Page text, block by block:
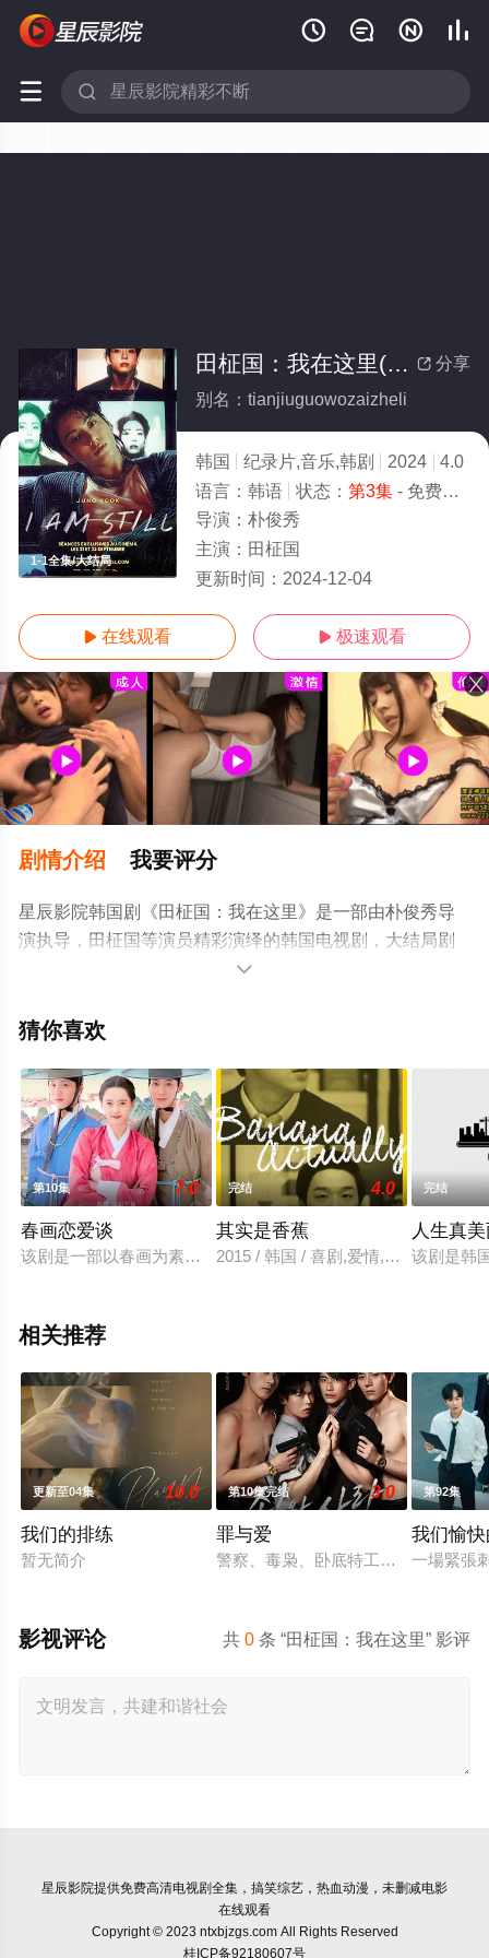
   
 
1-1全集/大结局
 分享
田柾国：我在这里(全集)
别名：tianjiuguowozaizheli
韩国 纪录片,音乐,韩剧 2024
4.0
语言： 韩语 状态： 第3集- 免费在线观看
导演： 朴俊秀
主演： 田柾国
更新时间： 2024-12-04
 在线观看  极速观看
剧情介绍 我要评分
星辰影院韩国剧《田柾国：我在这里》是一部由朴俊秀导
演执导，田柾国等演员精彩演绎的韩国电视剧，大结局剧
情已揭晓（1-1全集），手机免费观看高清无删减完整版电
剧、电视猫或剧情网等平台了解。

猜你喜欢
第10集 7.0
春画恋爱谈
该剧是一部以春画为素材的19禁浪漫史剧，讲述必须寻找把公
完结 4.0
其实是香蕉
2015 / 韩国 / 喜剧,爱情,短片,韩国
完结
人生真
该剧是韩
相关推荐
更新至04集 10.0
我们的排练
暂无简介
第10集完结 3.0
罪与爱
警察、毒枭、卧底特工和间谍——权
第92集
我们愉
一場緊張
共0 条 “田柾国：我在这里” 影评
影视评论
星辰影院提供免费高清电视剧全集，搞笑综艺，热血动漫，未删减电影
在线观看
Copyright © 2023 ntxbjzgs.com All Rights Reserved
桂ICP备92180607号